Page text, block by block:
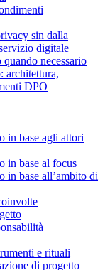
sin dalla
digitale
necessario
architettura,
DPO
in base agli attori
in base al focus
in base all’ambito di
e rituali
di progetto